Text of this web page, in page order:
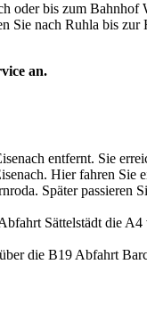
oder bis zum Bahnhof
Sie nach Ruhla bis zur
an.
entfernt. Sie
Hier fahren Sie
Später passieren
Sättelstädt die A4
die B19 Abfahrt